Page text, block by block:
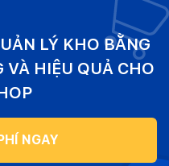
LÝ KHO BẰNG
VÀ HIỆU QUẢ CHO
NGAY